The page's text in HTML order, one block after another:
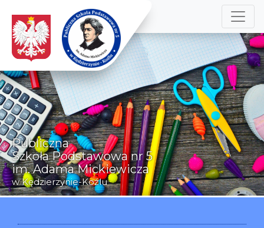
Publiczna
Szkoła Podstawowa nr 5
im. Adama Mickiewicza
w Kędzierzynie-Koźlu